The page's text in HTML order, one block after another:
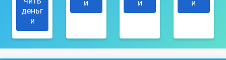
деньг
и
и
и
и